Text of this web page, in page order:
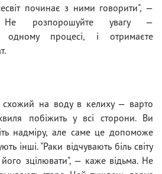
починає з ними говорити", —
Не розпорошуйте увагу —
одному процесі, і отримаєте
на воду в келиху — варто
побіжить у всі сторони. Ви
надміру, але саме це допоможе
інші. "Раки відчувають біль світу
зцілювати", — каже відьма. Не